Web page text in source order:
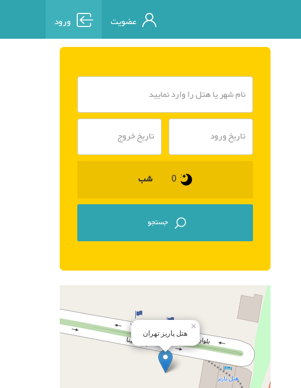
عضویت ورود
شب
هتل پاریز تهران
×